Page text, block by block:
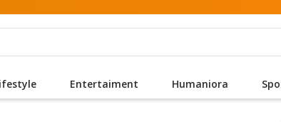
Entertaiment Humaniora